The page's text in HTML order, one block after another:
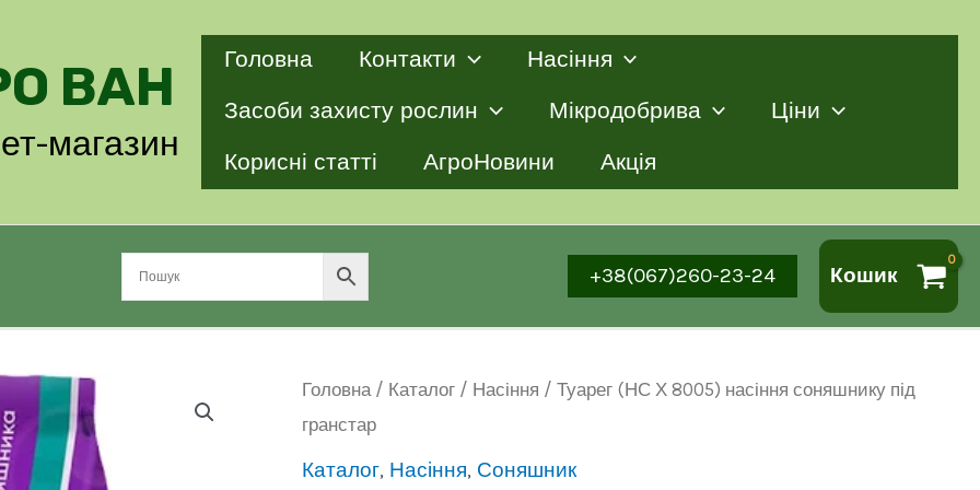
ВАН
магазин
Головна Контакти Насіння
Засоби захисту рослин Мікродобрива Ціни
Корисні статті АгроНовини Акція
+38(067)260-23-24 Кошик
Головна/ Каталог / Насіння / Туарег (НС Х 8005) насіння соняшнику під
гранстар
Каталог, Насіння, Соняшник